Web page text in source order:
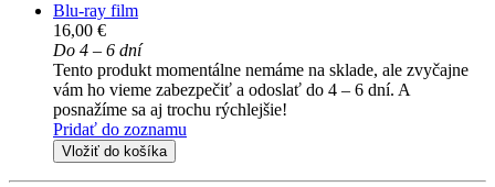
Blu-ray film
16,00 €
Do 4 – 6 dní
Tento produkt momentálne nemáme na sklade, ale zvyčajne
vám ho vieme zabezpečiť a odoslať do 4 – 6 dní. A
posnažíme sa aj trochu rýchlejšie!
Pridať do zoznamu
Vložiť do košíka